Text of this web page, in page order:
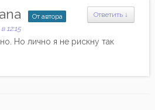
Ответить ↓
От автора
12:15
Но лично я не рискну так